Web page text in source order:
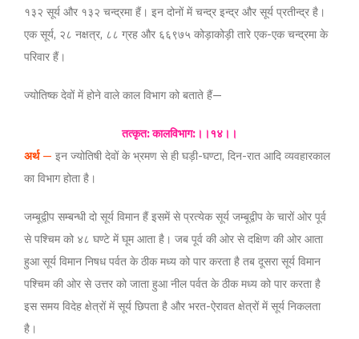
१३२ सूर्य और १३२ चन्द्रमा हैं। इन दोनों में चन्द्र इन्द्र और सूर्य प्रतीन्द्र है।
एक सूर्य, २८ नक्षत्र, ८८ ग्रह और ६६९७५ कोड़ाकोड़ी तारे एक-एक चन्द्रमा के
परिवार हैं।
ज्योतिष्क देवों में होने वाले काल विभाग को बताते हैं—
तत्कृत: कालविभाग:।।१४।।
अर्थ— इन ज्योतिषी देवों के भ्रमण से ही घड़ी-घण्टा, दिन-रात आदि व्यवहारकाल
का विभाग होता है।
जम्बूद्वीप सम्बन्धी दो सूर्य विमान हैं इसमें से प्रत्येक सूर्य जम्बूद्वीप के चारों ओर पूर्व
से पश्चिम को ४८ घण्टे में घूम आता है। जब पूर्व की ओर से दक्षिण की ओर आता
हुआ सूर्य विमान निषध पर्वत के ठीक मध्य को पार करता है तब दूसरा सूर्य विमान
पश्चिम की ओर से उत्तर को जाता हुआ नील पर्वत के ठीक मध्य को पार करता है
इस समय विदेह क्षेत्रों में सूर्य छिपता है और भरत-ऐरावत क्षेत्रों में सूर्य निकलता
है।